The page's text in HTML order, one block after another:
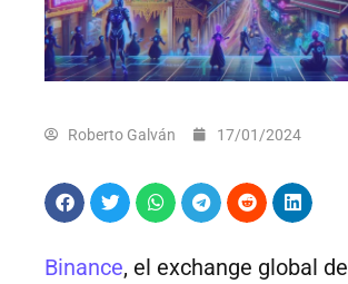
Roberto Galván 17/01/2024
Binance, el exchange global de